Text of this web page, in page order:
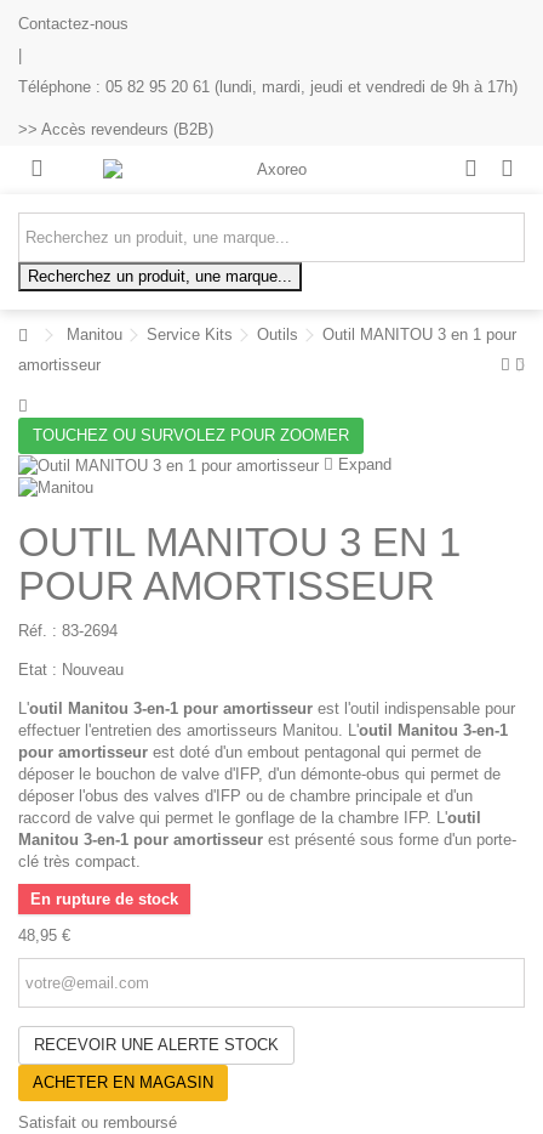
Contactez-nous
Téléphone : 05 82 95 20 61 (lundi, mardi, jeudi et vendredi de 9h à 17h)
>> Accès revendeurs (B2B)
Recherchez un produit, une marque...
Manitou Service Kits Outils
Outil MANITOU 3 en 1 pour
amortisseur
TOUCHEZ OU SURVOLEZ POUR ZOOMER
Expand
OUTIL MANITOU 3 EN 1
POUR AMORTISSEUR
Réf. : 83-2694
Etat : Nouveau
L'outil Manitou 3-en-1 pour amortisseur est l'outil indispensable pour
effectuer l'entretien des amortisseurs Manitou. L'outil
Manitou 3-en-1
pour amortisseur est doté d'un embout pentagonal qui permet de
déposer le bouchon de valve d'IFP, d'un démonte-obus qui permet de
déposer l'obus des valves d'IFP ou de chambre principale et d'un
raccord de valve qui permet le gonflage de la chambre IFP. L'outil
Manitou 3-en-1 pour amortisseur est présenté sous forme d'un porte-
clé très compact.
En rupture de stock
48,95 €
RECEVOIR UNE ALERTE STOCK
ACHETER EN MAGASIN
Satisfait ou remboursé